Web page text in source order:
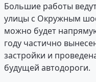
Большие работы
улицы с Окружным
можно будет
году частично
застройки и
будущей автодороги.